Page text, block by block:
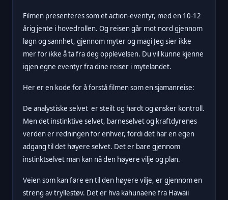
Filmen presenteres som et action-eventyr, med en 10-12
årig jente i hovedrollen. Og reisen går mot nord gjennom
løgn og sannhet, gjennom myter og magi Jeg sier ikke
mer for ikke å ta fra deg opplevelsen. Du vil kunne kjenne
igjen egne eventyr fra dine reiser i mytelandet.
Her er en kode for å forstå filmen som en sjamanreise:
De analystiske selvet er steilt og hardt og ønsker kontroll.
Men det instinktive selvet, barneselvet og kraftdyrenes
verden er redningen for enhver, fordi det har en egen
adgang til det høyere selvet. Det er bare gjennom
instinktselvet man kan nå den høyere vilje og plan.
Veien som kan føre en til den høyere vilje, er gjennom en
streng av tryllestøv. Det er hva kahunaene fra Hawaii